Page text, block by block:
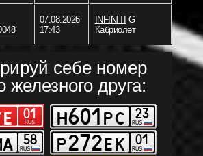
07.08.2026
17:43
INFINITI G
Кабриолет
себе номер
железного друга: